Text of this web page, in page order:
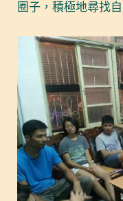
圈子，積極地尋找